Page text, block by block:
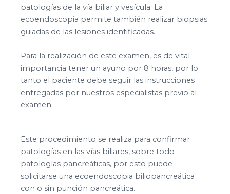
patologías de la vía biliar y vesícula. La
ecoendoscopia permite también realizar biopsias
guiadas de las lesiones identificadas.
Para la realización de este examen, es de vital
importancia tener un ayuno por 8 horas, por lo
tanto el paciente debe seguir las instrucciones
entregadas por nuestros especialistas previo al
examen.
Este procedimiento se realiza para confirmar
patologías en las vías biliares, sobre todo
patologías pancreáticas, por esto puede
solicitarse una ecoendoscopia biliopancreática
con o sin punción pancreática.